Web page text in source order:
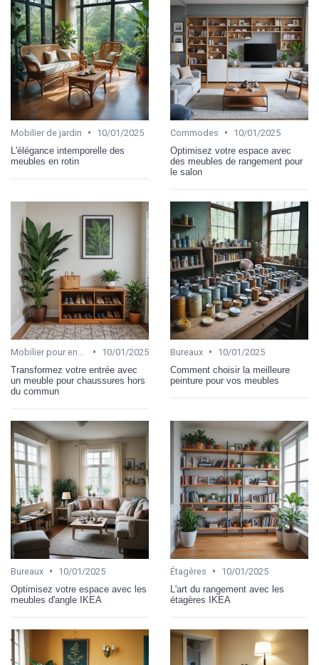
Mobilier de jardin •
10/01/2025
L'élégance intemporelle des
meubles en rotin
Commodes •
10/01/2025
Optimisez votre espace avec
des meubles de rangement pour
le salon
Mobilier pour enfant •
10/01/2025
Transformez votre entrée avec
un meuble pour chaussures hors
du commun
Bureaux •
10/01/2025
Comment choisir la meilleure
peinture pour vos meubles
Bureaux •
10/01/2025
Optimisez votre espace avec les
meubles d'angle IKEA
Étagères •
10/01/2025
L'art du rangement avec les
étagères IKEA